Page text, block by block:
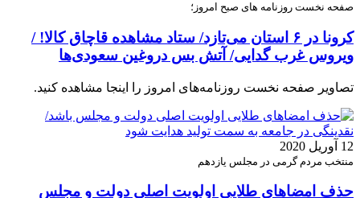
صفحه نخست روزنامه های صبح امروز؛
کرونا در ۶ استان می‌تازد/ ستاد مشاهده قاچاق کالا! /
ویروس غرب گدایی/ آتش بس دروغین سعودی‌ها
تصاویر صفحه نخست روزنامه‌های امروز را اینجا مشاهده کنید.
12 آوریل 2020
منتخب مردم گرمی در مجلس یازدهم
حذف امضاهای طلایی اولویت‌ اصلی دولت و مجلس